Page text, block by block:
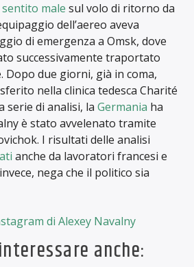
sentito male sul volo di ritorno da
dell’aereo aveva
di emergenza a Omsk, dove
successivamente traportato
Dopo due giorni, già in coma,
nella clinica tedesca Charité
serie di analisi, laGermania ha
è stato avvelenato tramite
I risultati delle analisi
anche da lavoratori francesi e
nega che il politico sia
di Alexey Navalny
anche: